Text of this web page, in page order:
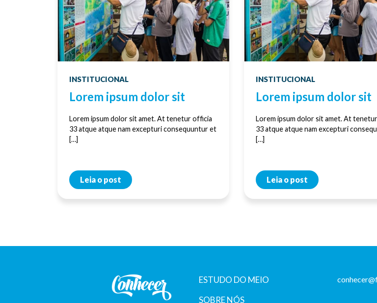
INSTITUCIONAL
Lorem ipsum dolor sit
Lorem ipsum dolor sit amet. At tenetur officia
33 atque atque nam excepturi consequuntur et
[…]
Leia o post
INSTITUCIONAL
Lorem ipsum dolor sit
Lorem ipsum dolor sit amet. At
33 atque atque nam excepturi
[…]
Leia o post
ESTUDO DO MEIO
SOBRE NÓS